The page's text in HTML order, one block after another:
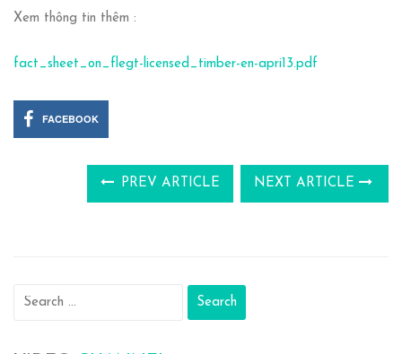
Xem thông tin thêm :
fact_sheet_on_flegt-licensed_timber-en-apri13.pdf
FACEBOOK
PREV ARTICLE NEXT ARTICLE